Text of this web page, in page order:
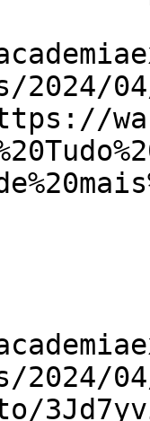
2024/
2024/